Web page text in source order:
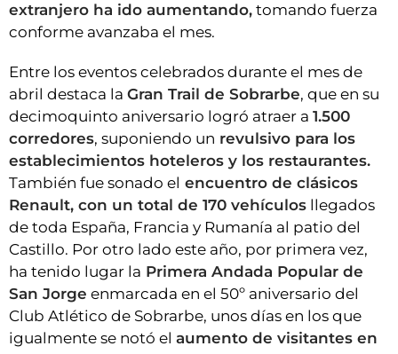
extranjero ha ido aumentando, tomando fuerza
conforme avanzaba el mes.
Entre los eventos celebrados durante el mes de
abril destaca la Gran Trail de Sobrarbe, que en su
decimoquinto aniversario logró atraer a 1.500
corredores, suponiendo un revulsivo para los
establecimientos hoteleros y los restaurantes.
También fue sonado el encuentro de clásicos
Renault, con un total de 170 vehículos llegados
de toda España, Francia y Rumanía al patio del
Castillo. Por otro lado este año, por primera vez,
ha tenido lugar la Primera Andada Popular de
San Jorge enmarcada en el 50º aniversario del
Club Atlético de Sobrarbe, unos días en los que
igualmente se notó el aumento de visitantes en